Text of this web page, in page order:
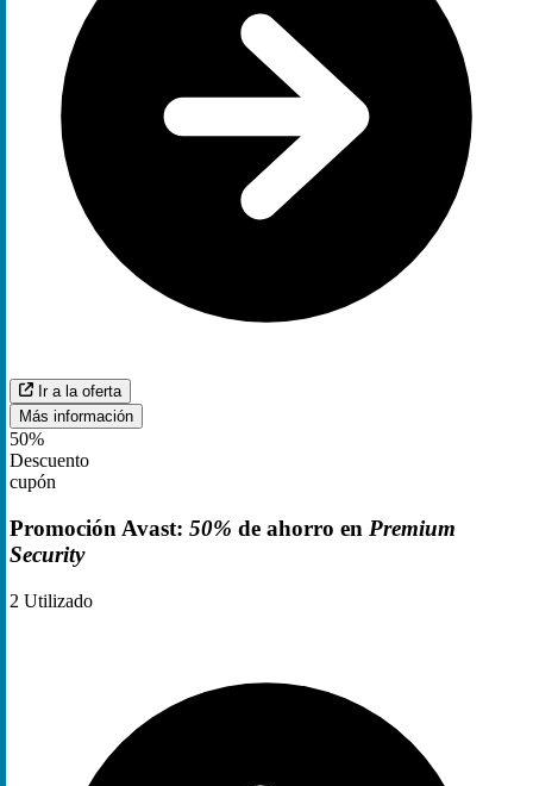
Ir a la oferta
Más información
50%
Descuento
cupón
Promoción Avast: 50% de ahorro en Premium
Security
2 Utilizado